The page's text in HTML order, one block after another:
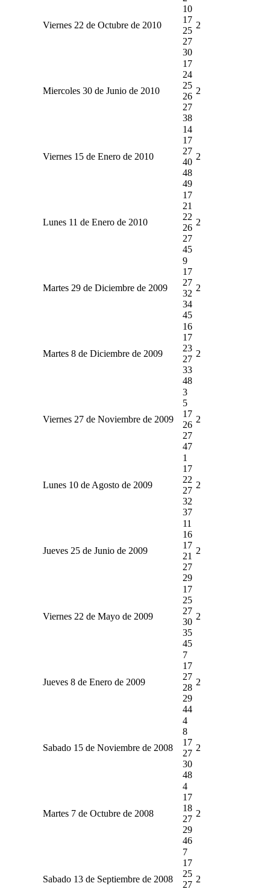
Viernes 22 de Octubre de 2010
10
17
25
27
30
2
Miercoles 30 de Junio de 2010
17
24
25
26
27
38
2
Viernes 15 de Enero de 2010
14
17
27
40
48
49
2
Lunes 11 de Enero de 2010
17
21
22
26
27
45
2
Martes 29 de Diciembre de 2009
9
17
27
32
34
45
2
Martes 8 de Diciembre de 2009
16
17
23
27
33
48
2
Viernes 27 de Noviembre de 2009
3
5
17
26
27
47
2
Lunes 10 de Agosto de 2009
1
17
22
27
32
37
2
Jueves 25 de Junio de 2009
11
16
17
21
27
29
2
Viernes 22 de Mayo de 2009
17
25
27
30
35
45
2
Jueves 8 de Enero de 2009
7
17
27
28
29
44
2
Sabado 15 de Noviembre de 2008
4
8
17
27
30
48
2
Martes 7 de Octubre de 2008
4
17
18
27
29
46
2
Sabado 13 de Septiembre de 2008
7
17
25
27
2